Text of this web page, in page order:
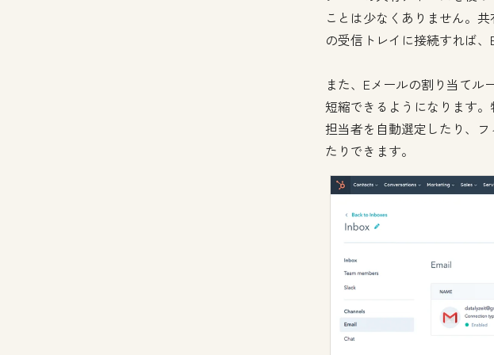
ことは少なくありません。
の受信トレイに接続すれば
また、Eメールの割り当てル
短縮できるようになります
担当者を自動選定したり、
たりできます。